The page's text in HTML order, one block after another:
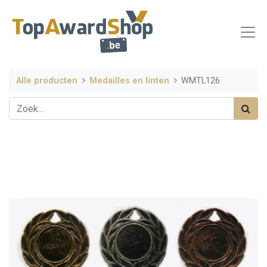
Alle producten Medailles en linten WMTL126